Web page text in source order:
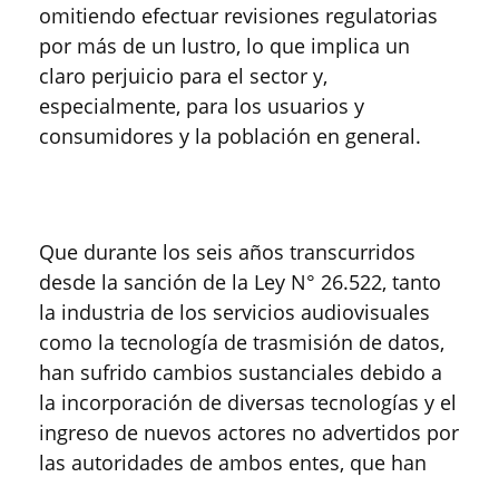
omitiendo efectuar revisiones regulatorias
por más de un lustro, lo que implica un
claro perjuicio para el sector y,
especialmente, para los usuarios y
consumidores y la población en general.
Que durante los seis años transcurridos
desde la sanción de la Ley N° 26.522, tanto
la industria de los servicios audiovisuales
como la tecnología de trasmisión de datos,
han sufrido cambios sustanciales debido a
la incorporación de diversas tecnologías y el
ingreso de nuevos actores no advertidos por
las autoridades de ambos entes, que han